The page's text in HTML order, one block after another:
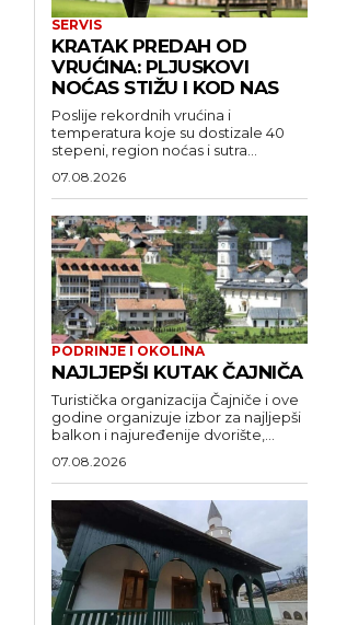
SERVIS
KRATAK PREDAH OD
VRUĆINA: PLJUSKOVI
NOĆAS STIŽU I KOD NAS
Poslije rekordnih vrućina i
temperatura koje su dostizale 40
stepeni, region noćas i sutra...
07.08.2026
PODRINJE I OKOLINA
NAJLJEPŠI KUTAK ČAJNIČA
Turistička organizacija Čajniče i ove
godine organizuje izbor za najljepši
balkon i najuređenije dvorište,...
07.08.2026